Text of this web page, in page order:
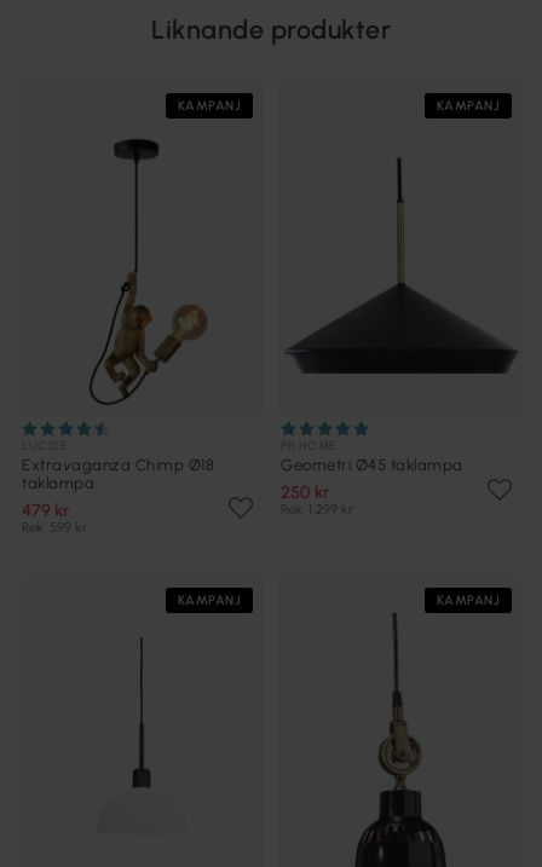
Liknande produkter
KAMPANJ
Extravaganza Chimp Ø18
taklampa
479 kr
Rek. 599 kr
KAMPANJ
Geometri Ø45 taklampa
250 kr
Rek. 1 299 kr
KAMPANJ KAMPANJ